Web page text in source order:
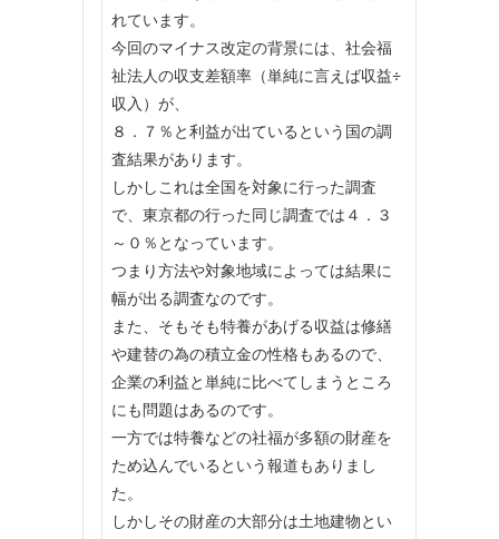
れています。
今回のマイナス改定の背景には、社会福
祉法人の収支差額率（単純に言えば収益÷
収入）が、
８．７％と利益が出ているという国の調
査結果があります。
しかしこれは全国を対象に行った調査
で、東京都の行った同じ調査では４．３
～０％となっています。
つまり方法や対象地域によっては結果に
幅が出る調査なのです。
また、そもそも特養があげる収益は修繕
や建替の為の積立金の性格もあるので、
企業の利益と単純に比べてしまうところ
にも問題はあるのです。
一方では特養などの社福が多額の財産を
ため込んでいるという報道もありまし
た。
しかしその財産の大部分は土地建物とい